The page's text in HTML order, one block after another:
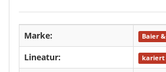
Marke: Baier
Lineatur: kariert